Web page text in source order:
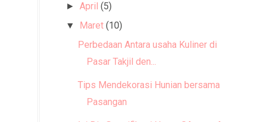
►April (5)
▼ Maret (10)
Perbedaan Antara usaha Kuliner di
Pasar Takjil den...
Tips Mendekorasi Hunian bersama
Pasangan